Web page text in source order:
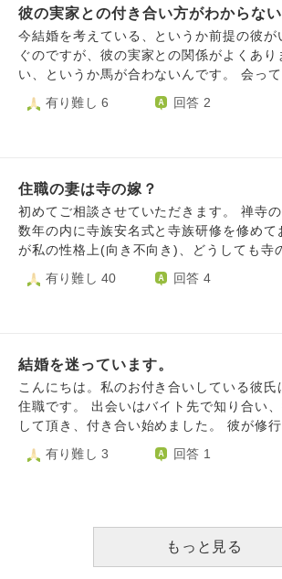
イレも別なのに私がトイレに行った後、わ
リッパの揃え方が悪いと怒鳴られたとき
かったです。 話が長くなって申し訳ござ
前住・前坊の意識を変える、ある程度私た
るようにするにはどうしたらいいでしょう
自分の話したこと、決定したことを忘れが
って困惑してしまいます。 良きお知恵をお
んかもありません。出る時になって初めて
和尚さん(A)が亡くなってから15年ぐらい
万請求されています。 これは支払う義務があるのでしょう
か？ いきなり不躾で申し訳ありません。 もしお手数でなけ
わせも考えましたが、 私が他のお寺に手伝
法事で出たお菓子が沢山あったので、もし
でもお菓子が飽和状態だったりするとお菓
く無いかと思いました。 常日頃彼にとても大切にしていた
んが私なりに大切に、敬意をもって接したい
彼の実家との付き合い方がわからない
今結婚を考えている、というか前提の彼が
ぐのですが、彼の実家との関係がよくあ
い、というか馬が合わないんです。 会って
なれるタイプでもないし、自分が少し変わ
ります。すぐに良い関係を気づける人の方
とがありますが、わたし自身実家を離れ、
ある土地に引っ越してきたばかりで、そこ
た。 この保身的な理由だけで別れられな
話ですが、彼のことを諦めきれないのが大
す。まだ何もやったことがないし、わから
た。 そのこともあってか、なんだか彼の母
いる、というか、子離れできていないと
の母がお寺を守っていて、彼も見習いでは
んとして仕事もしています。仕事のことで
占的？な感じがします、、独占的というか
す。反対もされるでしょう。 実際に別居
有り難し 6 回答 2
住職の妻は寺の嫁？
初めてご相談させていただきます。 禅寺の
数年の内に寺族安名式と寺族研修を修めて
が私の性格上(向き不向き)、どうしても寺
れる作務で日々を過ごす・働くのは窮屈に
す。 一般企業で就職し、会社の駒でいる
で周囲も義家族も夫も私に対して「あなた
でしょう」の感覚を当たり前のように押
もちろん結婚前に夫の言う「大丈夫、難し
よ。できるよ」を深慮せずに、大好きな人
メージと寺育ちのイメージの乖離にお互い
たくない、寺族としては関わりたくないと
く固まってきています。 もちろん人付き
有り難し 40 回答 4
結婚を迷っています。
こんにちは。私のお付き合いしている彼氏
住職です。 出会いはバイト先で知り合い
して頂き、付き合い始めました。 彼が修行に行った時はま
だ付き合たてで、その頃は将来どうしたい
なく、ただ好きだからという気持ちで1年
た。いざお寺に嫁ぐかもとなると何も分か
有り難し 3 回答 1
もっと見る